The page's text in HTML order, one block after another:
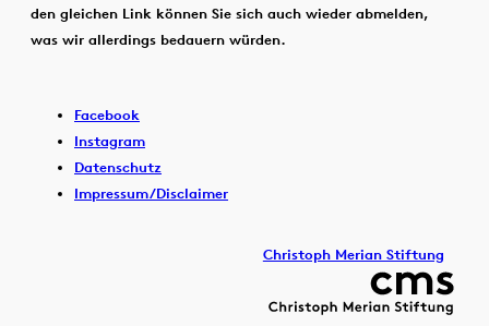
den gleichen Link können Sie sich auch wieder abmelden,
was wir allerdings bedauern würden.
Facebook
Instagram
Datenschutz
Impressum/Disclaimer
Christoph Merian Stiftung